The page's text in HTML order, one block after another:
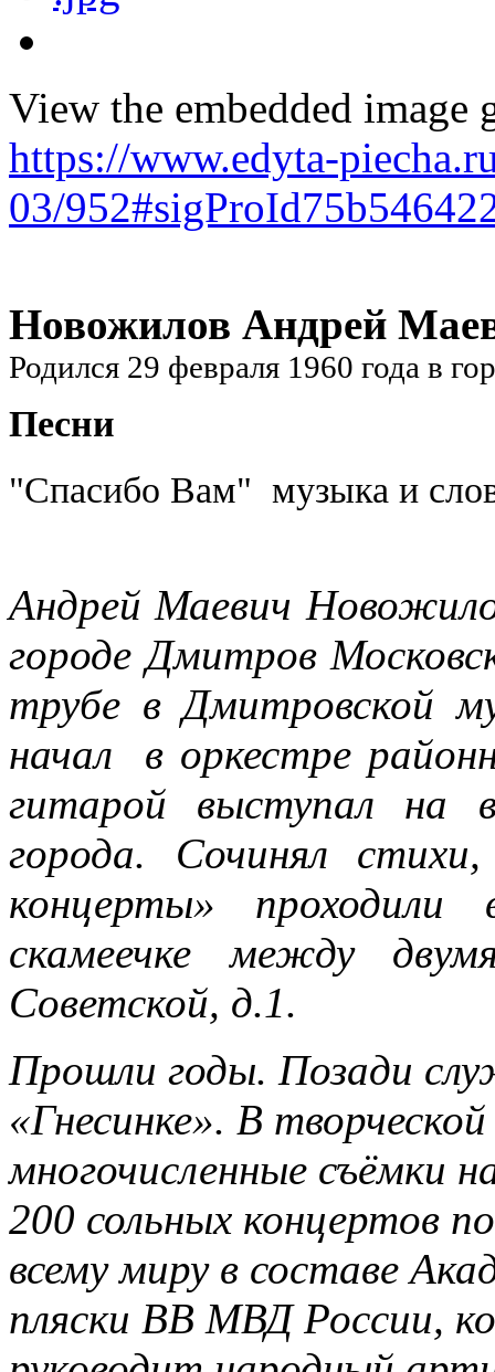
View the embedded image
https://www.edyta-
03/
Новожилов Андрей
Родился 29 февраля 1960 года в
Песни
"Спасибо Вам" музыка и
Андрей Маевич
городе Дмитров
трубе в Дмитровской
начал
в оркестре
гитарой выступал на
города. Сочинял
концерты» проходили
скамеечке между
Советской, д.1.
Прошли годы. Позади
«Гнесинке». В
многочисленные съёмки
200 сольных концертов
всему миру в составе
пляски ВВ МВД России,